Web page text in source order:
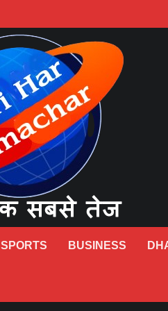
SPORTS BUSINESS